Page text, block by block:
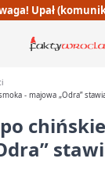
Upał
- majowa „Odra”